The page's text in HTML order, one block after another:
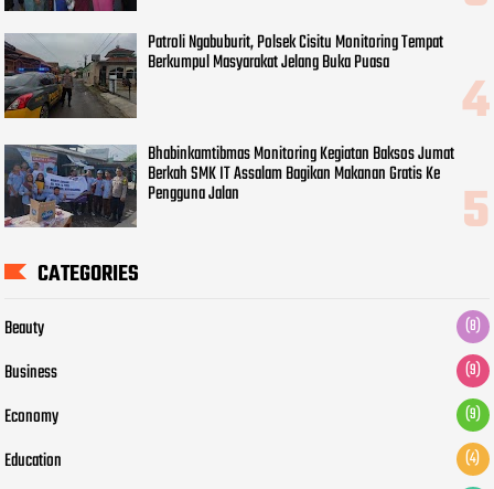
Patroli Ngabuburit, Polsek Cisitu Monitoring Tempat
Berkumpul Masyarakat Jelang Buka Puasa
Bhabinkamtibmas Monitoring Kegiatan Baksos Jumat
Berkah SMK IT Assalam Bagikan Makanan Gratis Ke
Pengguna Jalan
CATEGORIES
Beauty (8)
Business (9)
Economy (9)
Education (4)